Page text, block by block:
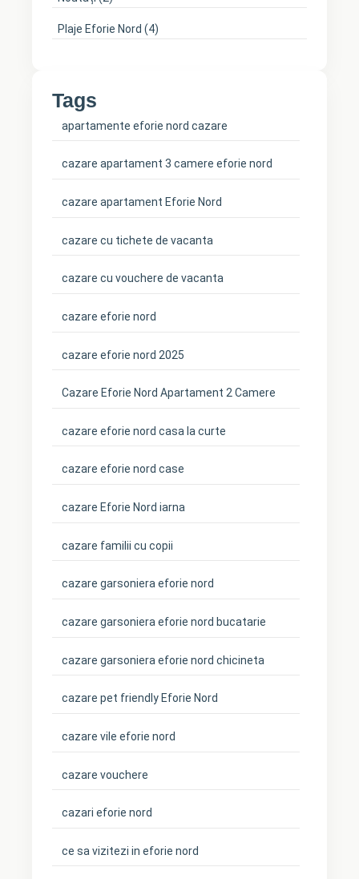
Plaje Eforie Nord (4)
Tags
apartamente eforie nord cazare
cazare apartament 3 camere eforie nord
cazare apartament Eforie Nord
cazare cu tichete de vacanta
cazare cu vouchere de vacanta
cazare eforie nord
cazare eforie nord 2025
Cazare Eforie Nord Apartament 2 Camere
cazare eforie nord casa la curte
cazare eforie nord case
cazare Eforie Nord iarna
cazare familii cu copii
cazare garsoniera eforie nord
cazare garsoniera eforie nord bucatarie
cazare garsoniera eforie nord chicineta
cazare pet friendly Eforie Nord
cazare vile eforie nord
cazare vouchere
cazari eforie nord
ce sa vizitezi in eforie nord